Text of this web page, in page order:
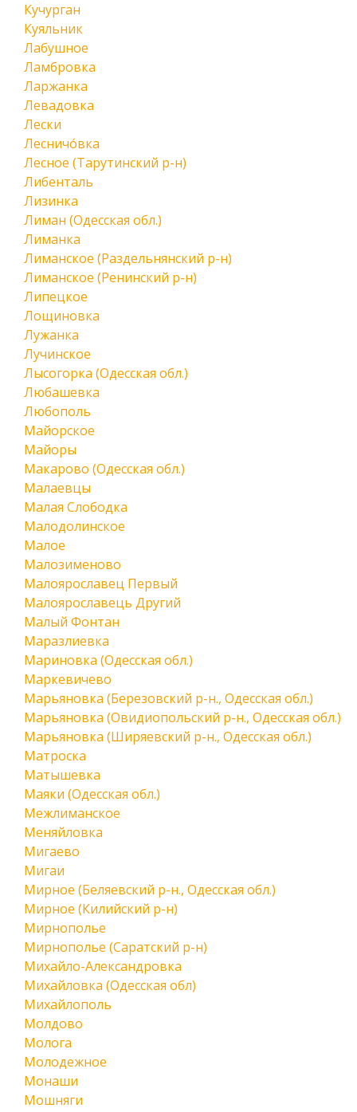
Кучурган
Куяльник
Лабушное
Ламбровка
Ларжанка
Левадовка
Лески
Лесничо́вка
Лесное (Тарутинский р-н)
Либенталь
Лизинка
Лиман (Одесская обл.)
Лиманка
Лиманское (Раздельнянский р-н)
Лиманское (Ренинский р-н)
Липецкое
Лощиновка
Лужанка
Лучинское
Лысогорка (Одесская обл.)
Любашевка
Любополь
Майорское
Майоры
Макарово (Одесская обл.)
Малаевцы
Малая Слободка
Малодолинское
Малое
Малозименово
Малоярославец Первый
Малоярославець Другий
Малый Фонтан
Маразлиевка
Мариновка (Одесская обл.)
Маркевичево
Марьяновка (Березовский р-н., Одесская обл.)
Марьяновка (Овидиопольский р-н., Одесская обл.)
Марьяновка (Ширяевский р-н., Одесская обл.)
Матроска
Матышевка
Маяки (Одесская обл.)
Межлиманское
Меняйловка
Мигаево
Мигаи
Мирное (Беляевский р-н., Одесская обл.)
Мирное (Килийский р-н)
Мирнополье
Мирнополье (Саратский р-н)
Михайло-Александровка
Михайловка (Одесская обл)
Михайлополь
Молдово
Молога
Молодежное
Монаши
Мошняги